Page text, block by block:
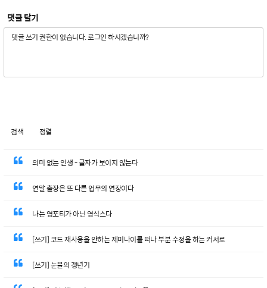
댓글 달기
검색 정렬
의미 없는 인생 - 글자가 보이지 않는다
연말 출장은 또 다른 업무의 연장이다
나는 영포티가 아닌 영식스다
[쓰기] 코드 재사용을 안하는 제미나이를 떠나 부분 수정을 하는 커서로
[쓰기] 눈물의 갱년기